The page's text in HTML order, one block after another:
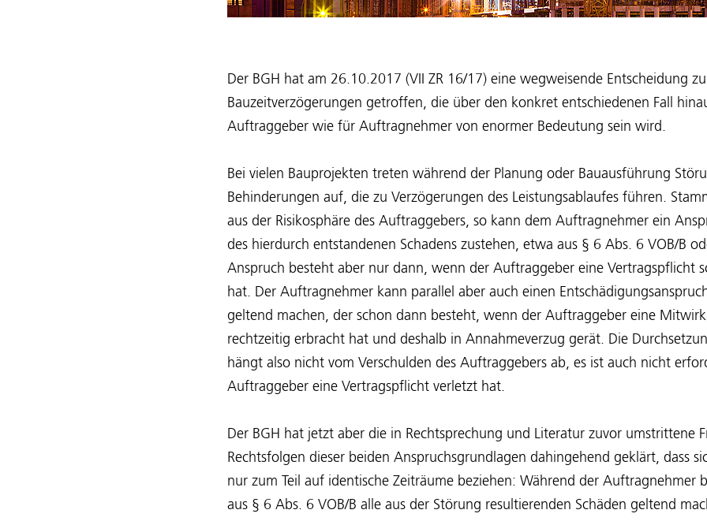
Der BGH hat am 26.10.2017 (VII ZR 16/17) eine wegweisende Entscheidung
Bauzeitverzögerungen getroffen, die über den konkret entschiedenen Fall
Auftraggeber wie für Auftragnehmer von enormer Bedeutung sein wird.
Bei vielen Bauprojekten treten während der Planung oder Bauausführung
Behinderungen auf, die zu Verzögerungen des Leistungsablaufes führen.
aus der Risikosphäre des Auftraggebers, so kann dem Auftragnehmer ein
des hierdurch entstandenen Schadens zustehen, etwa aus § 6 Abs. 6 VOB/B
Anspruch besteht aber nur dann, wenn der Auftraggeber eine Vertragspflicht
hat. Der Auftragnehmer kann parallel aber auch einen
geltend machen, der schon dann besteht, wenn der Auftraggeber eine
rechtzeitig erbracht hat und deshalb in Annahmeverzug gerät. Die
hängt also nicht vom Verschulden des Auftraggebers ab, es ist auch nicht
Auftraggeber eine Vertragspflicht verletzt hat.
Der BGH hat jetzt aber die in Rechtsprechung und Literatur zuvor umstrittene
Rechtsfolgen dieser beiden Anspruchsgrundlagen dahingehend geklärt, dass
nur zum Teil auf identische Zeiträume beziehen: Während der Auftragnehmer
aus § 6 Abs. 6 VOB/B alle aus der Störung resultierenden Schäden geltend